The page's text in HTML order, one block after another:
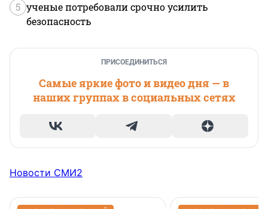
5 ученые потребовали срочно усилить
безопасность
ПРИСОЕДИНИТЬСЯ
Самые яркие фото и видео дня — в
наших группах в социальных сетях
Новости СМИ2